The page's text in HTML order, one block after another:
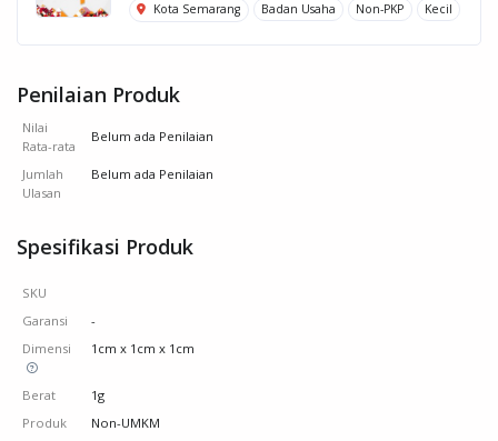
Kota Semarang Badan Usaha Non-PKP Kecil
Penilaian Produk
Nilai
Rata-rata
Belum ada Penilaian
Jumlah
Ulasan
Belum ada Penilaian
Spesifikasi Produk
SKU
Garansi
-
Dimensi
1cm x 1cm x 1cm
Berat
1g
Produk
Non-UMKM